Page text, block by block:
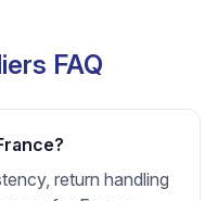
FAQ
return handling